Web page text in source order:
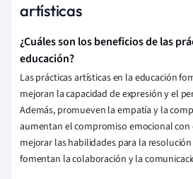
artísticas
¿Cuáles son los beneficios de las
educación?
Las prácticas artísticas en la educación
mejoran la capacidad de expresión y el
Además, promueven la empatía y la
aumentan el compromiso emocional con
mejorar las habilidades para la
fomentan la colaboración y la